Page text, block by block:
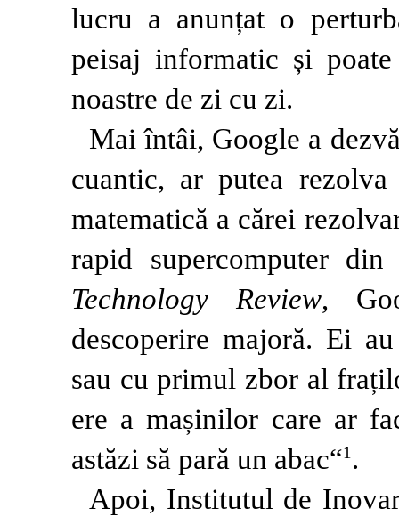
lucru a anunțat o
peisaj informatic și
noastre de zi cu zi.
Mai întâi, Google a
cuantic, ar putea
matematică a cărei
rapid supercomputer
Technology Review,
descoperire majoră. Ei
sau cu primul zbor al
ere a mașinilor care ar
astăzi să pară un abac“1 .
Apoi, Institutul de